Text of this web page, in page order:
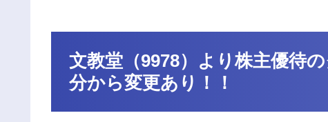
文教堂（9978）より株主優待
分から変更あり！！